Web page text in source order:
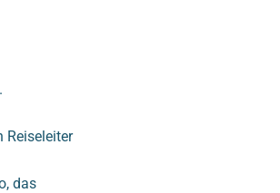
Reiseleiter
das